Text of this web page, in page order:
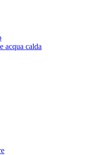
acqua calda